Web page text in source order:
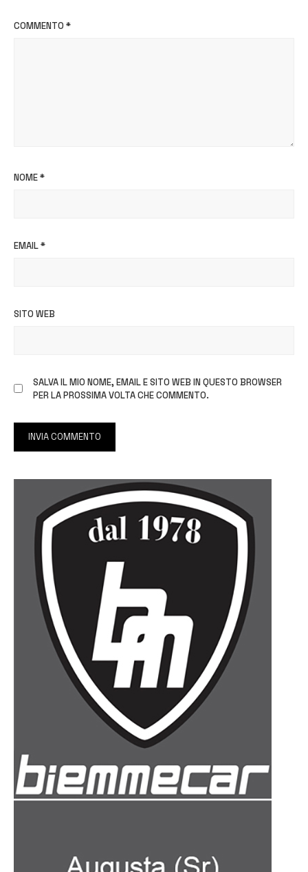
COMMENTO *
NOME*
EMAIL*
SITO WEB
SALVA IL MIO NOME, EMAIL E SITO WEB IN QUESTO BROWSER
PER LA PROSSIMA VOLTA CHE COMMENTO.